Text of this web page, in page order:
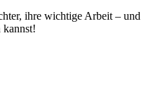
ihre wichtige Arbeit – und
kannst!